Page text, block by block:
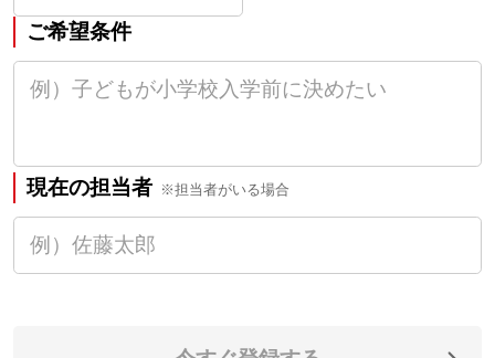
ご希望条件
現在の担当者 ※担当者がいる場合